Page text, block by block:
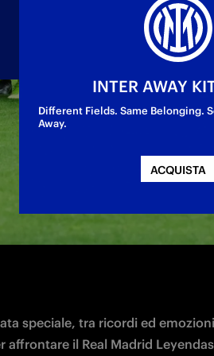
l'Inter Legends nella
speciale, tra ricordi ed
affrontare il Real Madrid
INTER AWAY
Different Fields. Same Belonging.
Away.
ACQUISTA